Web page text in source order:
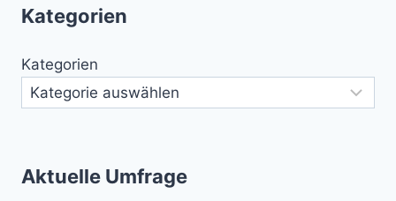
Kategorien
Kategorien
Aktuelle Umfrage